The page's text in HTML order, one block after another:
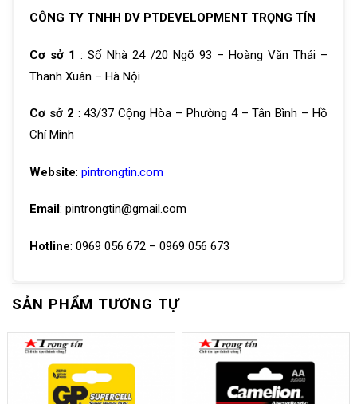
CÔNG TY TNHH DV PTDEVELOPMENT TRỌNG TÍN
Cơ sở 1 : Số Nhà 24 /20 Ngõ 93 – Hoàng Văn Thái –
Thanh Xuân – Hà Nội
Cơ sở 2 : 43/37 Cộng Hòa – Phường 4 – Tân Bình – Hồ
Chí Minh
Website: pintrongtin.com
Email: pintrongtin@gmail.com
Hotline: 0969 056 672 – 0969 056 673
SẢN PHẨM TƯƠNG TỰ